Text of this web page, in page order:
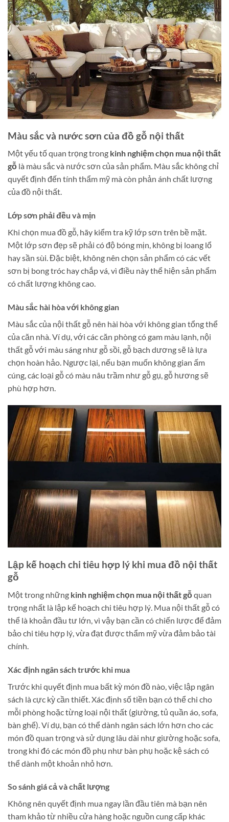
Màu sắc và nước sơn của đồ gỗ nội thất
Một yếu tố quan trọng trong kinh nghiệm chọn mua nội thất
gỗ là màu sắc và nước sơn của sản phẩm. Màu sắc không chỉ
quyết định đến tính thẩm mỹ mà còn phản ánh chất lượng
của đồ nội thất.
Lớp sơn phải đều và mịn
Khi chọn mua đồ gỗ, hãy kiểm tra kỹ lớp sơn trên bề mặt.
Một lớp sơn đẹp sẽ phải có độ bóng mịn, không bị loang lổ
hay sần sùi. Đặc biệt, không nên chọn sản phẩm có các vết
sơn bị bong tróc hay chắp vá, vì điều này thể hiện sản phẩm
có chất lượng không cao​.
Màu sắc hài hòa với không gian
Màu sắc của nội thất gỗ nên hài hòa với không gian tổng thể
của căn nhà. Ví dụ, với các căn phòng có gam màu lạnh, nội
thất gỗ với màu sáng như gỗ sồi, gỗ bạch dương sẽ là lựa
chọn hoàn hảo. Ngược lại, nếu bạn muốn không gian ấm
cúng, các loại gỗ có màu nâu trầm như gỗ gụ, gỗ hương sẽ
phù hợp hơn​.
Lập kế hoạch chi tiêu hợp lý khi mua đồ nội thất
gỗ
Một trong những kinh nghiệm chọn mua nội thất gỗquan
trọng nhất là lập kế hoạch chi tiêu hợp lý. Mua nội thất gỗ có
thể là khoản đầu tư lớn, vì vậy bạn cần có chiến lược để đảm
bảo chi tiêu hợp lý, vừa đạt được thẩm mỹ vừa đảm bảo tài
chính.
Xác định ngân sách trước khi mua
Trước khi quyết định mua bất kỳ món đồ nào, việc lập ngân
sách là cực kỳ cần thiết. Xác định số tiền bạn có thể chi cho
mỗi phòng hoặc từng loại nội thất (giường, tủ quần áo, sofa,
bàn ghế). Ví dụ, bạn có thể dành ngân sách lớn hơn cho các
món đồ quan trọng và sử dụng lâu dài như giường hoặc sofa,
trong khi đó các món đồ phụ như bàn phụ hoặc kệ sách có
thể dành một khoản nhỏ hơn.
So sánh giá cả và chất lượng
Không nên quyết định mua ngay lần đầu tiên mà bạn nên
tham khảo từ nhiều cửa hàng hoặc nguồn cung cấp khác